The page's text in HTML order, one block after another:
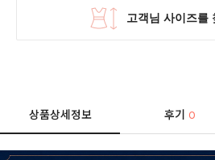
상품상세정보 후기0